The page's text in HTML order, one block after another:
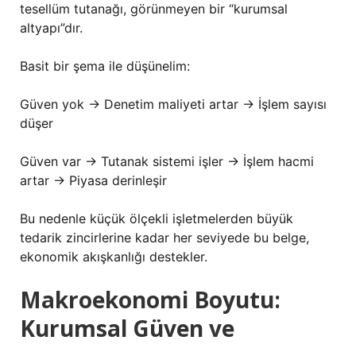
tesellüm tutanağı, görünmeyen bir “kurumsal
altyapı”dır.
Basit bir şema ile düşünelim:
Güven yok → Denetim maliyeti artar → İşlem sayısı
düşer
Güven var → Tutanak sistemi işler → İşlem hacmi
artar → Piyasa derinleşir
Bu nedenle küçük ölçekli işletmelerden büyük
tedarik zincirlerine kadar her seviyede bu belge,
ekonomik akışkanlığı destekler.
Makroekonomi Boyutu:
Kurumsal Güven ve